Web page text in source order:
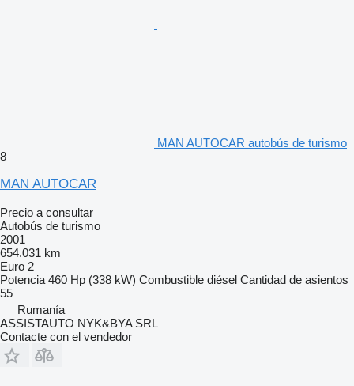
MAN AUTOCAR autobús de turismo
8
MAN AUTOCAR
Precio a consultar
Autobús de turismo
2001
654.031 km
Euro 2
Potencia 460 Hp (338 kW) Combustible diésel Cantidad de asientos
55
Rumanía
ASSISTAUTO NYK&BYA SRL
Contacte con el vendedor